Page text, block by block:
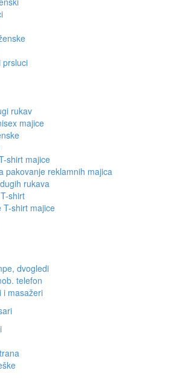
prsluci
rukav
majice
shirt majice
pakovanje reklamnih majica
rukava
shirt
T-shirt majice
dvogledi
telefon
i masažeri